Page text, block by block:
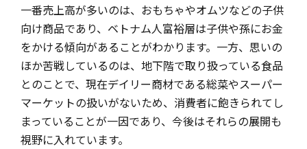
一番売上高が多いのは、おもちゃやオムツなどの子供
向け商品であり、ベトナム人富裕層は子供や孫にお金
をかける傾向があることがわかります。一方、思いの
ほか苦戦しているのは、地下階で取り扱っている食品
とのことで、現在デイリー商材である総菜やスーパー
マーケットの扱いがないため、消費者に飽きられてし
まっていることが一因であり、今後はそれらの展開も
視野に入れています。